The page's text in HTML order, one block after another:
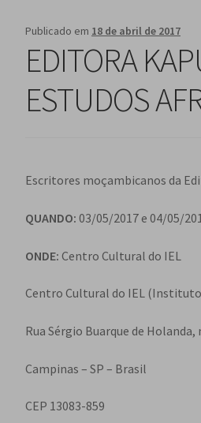
Publicado em 18 de abril de 2017
EDITORA
ESTUDOS
Escritores moçambicanos da
QUANDO: 03/05/2017 e 04/05/
ONDE: Centro Cultural do IEL
Centro Cultural do IEL
Rua Sérgio Buarque de Holanda,
Campinas – SP – Brasil
CEP 13083-859